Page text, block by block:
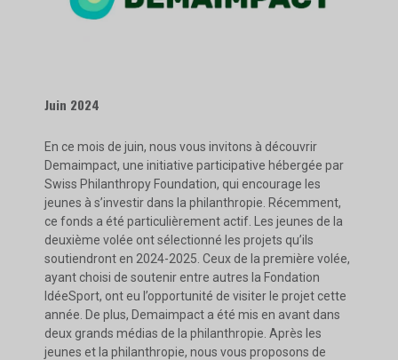
Juin 2024
En ce mois de juin, nous vous invitons à découvrir
Demaimpact, une initiative participative hébergée par
Swiss Philanthropy Foundation, qui encourage les
jeunes à s’investir dans la philanthropie. Récemment,
ce fonds a été particulièrement actif. Les jeunes de la
deuxième volée ont sélectionné les projets qu’ils
soutiendront en 2024-2025. Ceux de la première volée,
ayant choisi de soutenir entre autres la Fondation
IdéeSport, ont eu l’opportunité de visiter le projet cette
année. De plus, Demaimpact a été mis en avant dans
deux grands médias de la philanthropie. Après les
jeunes et la philanthropie, nous vous proposons de